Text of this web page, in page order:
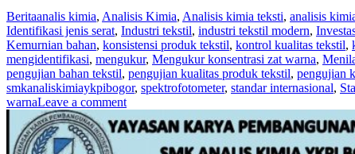
Beritaanalis kimia, Analisis Kimia, Analisis kimia teksti, analisis
Identifikasi jenis serat, Industri tekstil, industri tekstil modern,
Kemurnian bahan, konsistensi produk tekstil, kontrol kualitas tekstil,
mengidentifikasi, mengukur, Mengukur konsentrasi zat warna,
pengujian bahan tekstil, pengujian kualitas produk tekstil, pengujian
smkanaliskimiaykpibogor, spektrofotometer, standar internasional,
warnaLeave a comment